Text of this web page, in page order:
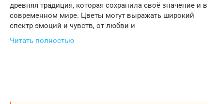
древняя традиция, которая сохранила своё значение и в
современном мире. Цветы могут выражать широкий
спектр эмоций и чувств, от любви и
Читать полностью